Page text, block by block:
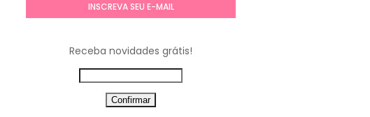
INSCREVA SEU E-MAIL
Receba novidades grátis!